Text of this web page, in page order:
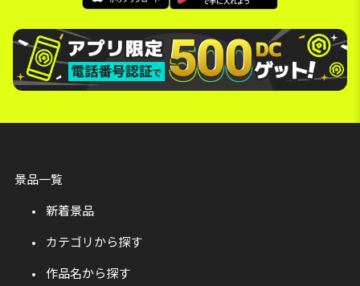
景品一覧
新着景品
カテゴリから探す
作品名から探す